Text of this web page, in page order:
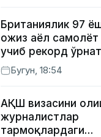
Британиялик 97
ожиз аёл самолёт
учиб рекорд
Бугун, 18:54
АҚШ визасини
журналистлар
тармоқлардаги